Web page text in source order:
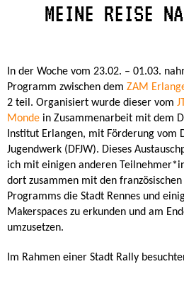
MEINE REISE
In der Woche vom 23.02. – 01.03.
Programm zwischen dem ZAM
2 teil. Organisiert wurde dieser vom
Monde in Zusammenarbeit mit dem
Institut Erlangen, mit Förderung vom
Jugendwerk (DFJW). Dieses
ich mit einigen anderen
dort zusammen mit den
Programms die Stadt Rennes und
Makerspaces zu erkunden und am
umzusetzen.
Im Rahmen einer Stadt Rally